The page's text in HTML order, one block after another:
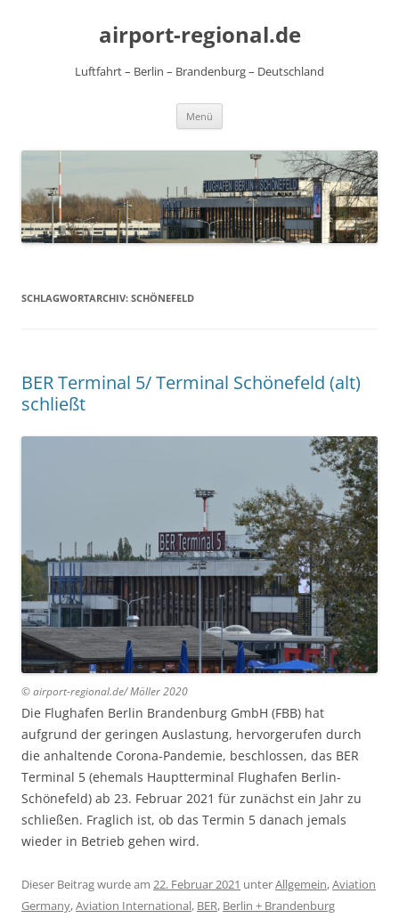
airport-regional.de
Luftfahrt – Berlin – Brandenburg – Deutschland
Menü
SCHLAGWORTARCHIV: SCHÖNEFELD
BER Terminal 5/ Terminal Schönefeld (alt)
schließt
© airport-regional.de/ Möller 2020
Die Flughafen Berlin Brandenburg GmbH (FBB) hat
aufgrund der geringen Auslastung, hervorgerufen durch
die anhaltende Corona-Pandemie, beschlossen, das BER
Terminal 5 (ehemals Hauptterminal Flughafen Berlin-
Schönefeld) ab 23. Februar 2021 für zunächst ein Jahr zu
schließen. Fraglich ist, ob das Termin 5 danach jemals
wieder in Betrieb gehen wird.
Dieser Beitrag wurde am 22. Februar 2021 unterAllgemein,Aviation
Germany,Aviation International, BER, Berlin + Brandenburg